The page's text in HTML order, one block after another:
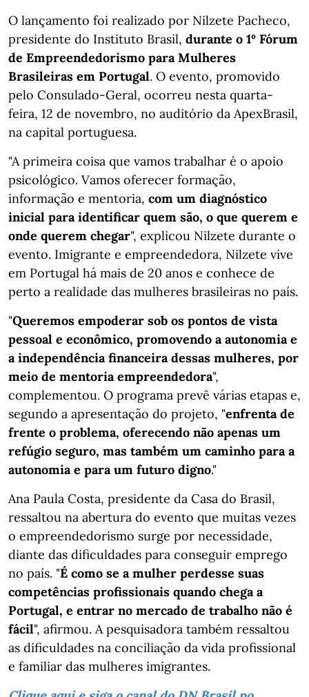
O lançamento foi realizado por Nilzete Pacheco,
presidente do Instituto Brasil, durante o 1º Fórum
de Empreendedorismo para Mulheres
Brasileiras em Portugal. O evento, promovido
pelo Consulado-Geral, ocorreu nesta quarta-
feira, 12 de novembro, no auditório da ApexBrasil,
na capital portuguesa.
"A primeira coisa que vamos trabalhar é o apoio
psicológico. Vamos oferecer formação,
informação e mentoria, com um diagnóstico
inicial para identificar quem são, o que querem e
onde querem chegar", explicou Nilzete durante o
evento. Imigrante e empreendedora, Nilzete vive
em Portugal há mais de 20 anos e conhece de
perto a realidade das mulheres brasileiras no país.
"Queremos empoderar sob os pontos de vista
pessoal e econômico, promovendo a autonomia e
a independência financeira dessas mulheres, por
meio de mentoria empreendedora",
complementou. O programa prevê várias etapas e,
segundo a apresentação do projeto, "enfrenta de
frente o problema, oferecendo não apenas um
refúgio seguro, mas também um caminho para a
autonomia e para um futuro digno."
Ana Paula Costa, presidente da Casa do Brasil,
ressaltou na abertura do evento que muitas vezes
o empreendedorismo surge por necessidade,
diante das dificuldades para conseguir emprego
no país. "É como se a mulher perdesse suas
competências profissionais quando chega a
Portugal, e entrar no mercado de trabalho não é
fácil", afirmou. A pesquisadora também ressaltou
as dificuldades na conciliação da vida profissional
e familiar das mulheres imigrantes.